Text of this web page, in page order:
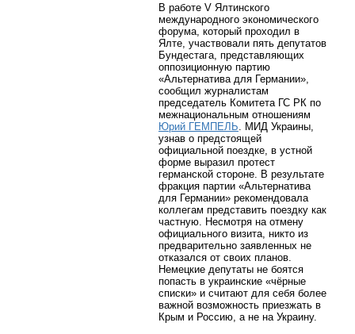
В работе V Ялтинского
международного экономического
форума, который проходил в
Ялте, участвовали пять депутатов
Бундестага, представляющих
оппозиционную партию
«Альтернатива для Германии»,
сообщил журналистам
председатель Комитета ГС РК по
межнациональным отношениям
Юрий ГЕМПЕЛЬ . МИД Украины,
узнав о предстоящей
официальной поездке, в устной
форме выразил протест
германской стороне. В результате
фракция партии «Альтернатива
для Германии» рекомендовала
коллегам представить поездку как
частную. Несмотря на отмену
официального визита, никто из
предварительно заявленных не
отказался от своих планов.
Немецкие депутаты не боятся
попасть в украинские «чёрные
списки» и считают для себя более
важной возможность приезжать в
Крым и Россию, а не на Украину.